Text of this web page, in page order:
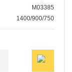
M03385
1400/900/750